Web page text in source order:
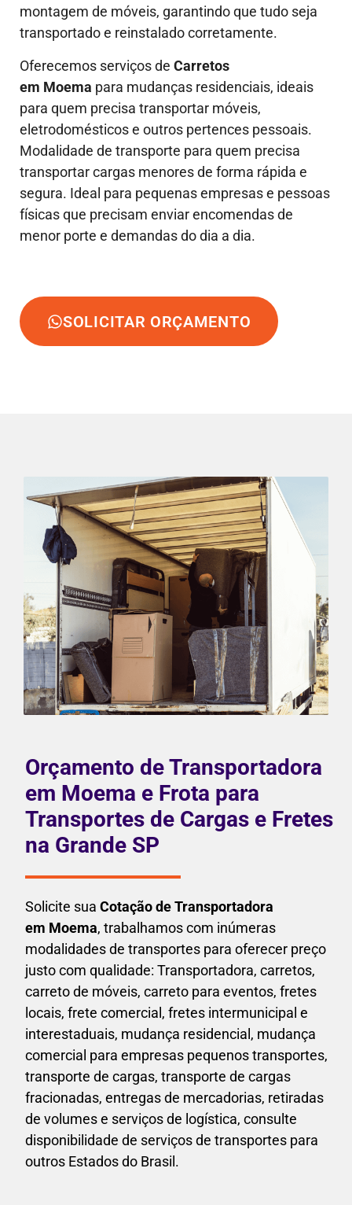
montagem de móveis, garantindo que tudo seja
transportado e reinstalado corretamente.
Oferecemos serviços de Carretos
em Moema para mudanças residenciais, ideais
para quem precisa transportar móveis,
eletrodomésticos e outros pertences pessoais.
Modalidade de transporte para quem precisa
transportar cargas menores de forma rápida e
segura. Ideal para pequenas empresas e pessoas
físicas que precisam enviar encomendas de
menor porte e demandas do dia a dia.
SOLICITAR ORÇAMENTO
Orçamento de Transportadora
em Moema e Frota para
Transportes de Cargas e Fretes
na Grande SP
Solicite sua Cotação de Transportadora
em Moema, trabalhamos com inúmeras
modalidades de transportes para oferecer preço
justo com qualidade: Transportadora, carretos,
carreto de móveis, carreto para eventos, fretes
locais, frete comercial, fretes intermunicipal e
interestaduais, mudança residencial, mudança
comercial para empresas pequenos transportes,
transporte de cargas, transporte de cargas
fracionadas, entregas de mercadorias, retiradas
de volumes e serviços de logística, consulte
disponibilidade de serviços de transportes para
outros Estados do Brasil.